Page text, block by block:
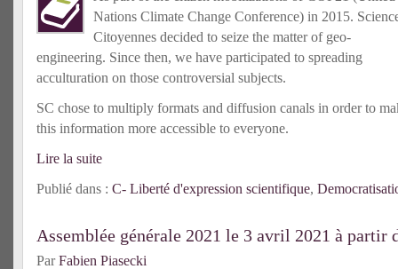
Nations Climate Change Conference) in 2015.
Citoyennes decided to seize the matter of geo-
engineering. Since then, we have participated to spreading
acculturation on those controversial subjects.
SC chose to multiply formats and diffusion canals in order to
this information more accessible to everyone.
Lire la suite
Publié dans : C- Liberté d'expression scientifique,
Assemblée générale 2021 le 3 avril 2021 à partir
ParFabien Piasecki